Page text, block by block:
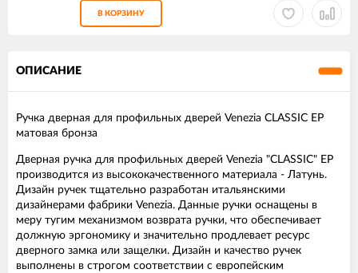
В КОРЗИНУ
ОПИСАНИЕ
Ручка дверная для профильных дверей Venezia CLASSIC EP
матовая бронза
Дверная ручка для профильных дверей Venezia "CLASSIC" EP
производится из высококачественного материала - Латунь.
Дизайн ручек тщательно разработан итальянскими
дизайнерами фабрики Venezia. Данные ручки оснащены в
меру тугим механизмом возврата ручки, что обеспечивает
должную эргономику и значительно продлевает ресурс
дверного замка или защелки. Дизайн и качество ручек
выполнены в строгом соответствии с европейским